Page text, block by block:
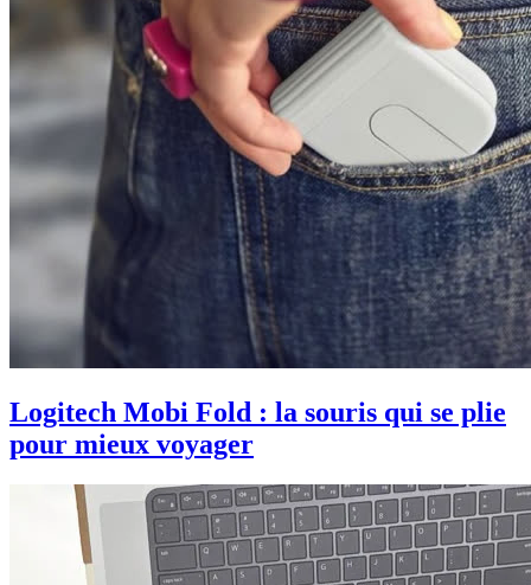
Logitech Mobi Fold : la souris qui se plie
pour mieux voyager